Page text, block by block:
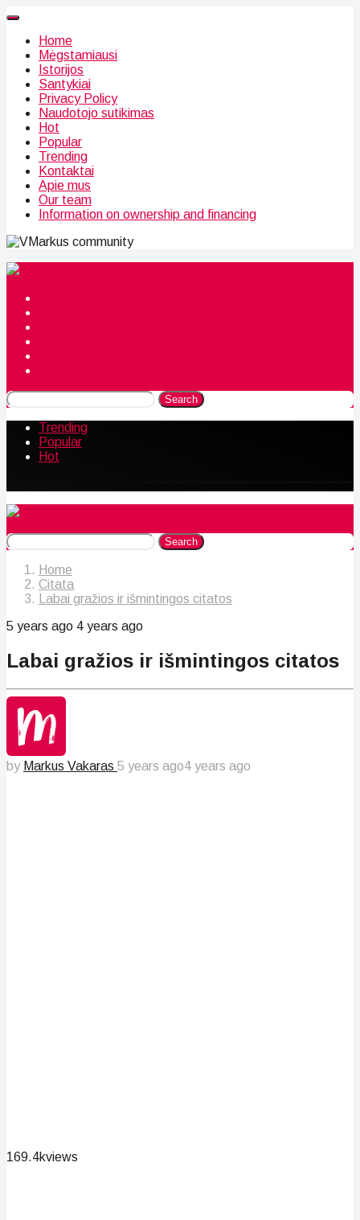
Home
Mėgstamiausi
Istorijos
Santykiai
Privacy Policy
Naudotojo sutikimas
Hot
Popular
Trending
Kontaktai
Apie mus
Our team
Information on ownership and financing
community
Search
Trending
Popular
Hot
Search
Home
Citata
Labai gražios ir išmintingos citatos
5 years ago 4 years ago
Labai gražios ir išmintingos citatos
by Markus Vakaras 5 years ago4 years ago
169.4kviews